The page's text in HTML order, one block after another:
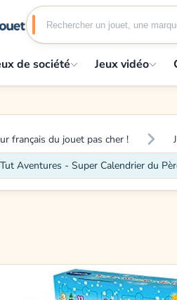
de société Jeux vidéo
français du jouet pas cher !
Aventures - Super Calendrier du